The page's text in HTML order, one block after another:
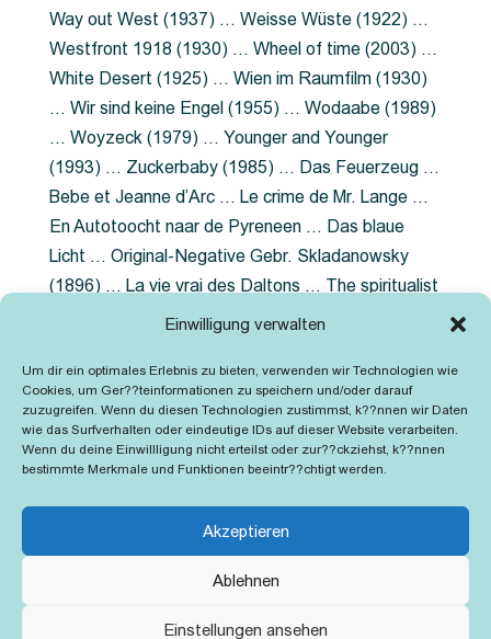
Einwilligung verwalten
Um dir ein optimales Erlebnis zu bieten, verwenden wir Technologien wie
Cookies, um Ger??teinformationen zu speichern und/oder darauf
zuzugreifen. Wenn du diesen Technologien zustimmst, k??nnen wir Daten
wie das Surfverhalten oder eindeutige IDs auf dieser Website verarbeiten.
Wenn du deine Einwillligung nicht erteilst oder zur??ckziehst, k??nnen
bestimmte Merkmale und Funktionen beeintr??chtigt werden.
Akzeptieren
Ablehnen
Einstellungen ansehen
Way out West (1937) … Weisse Wüste (1922) …
Westfront 1918 (1930) … Wheel of time (2003) …
White Desert (1925) … Wien im Raumfilm (1930)
… Wir sind keine Engel (1955) … Wodaabe (1989)
… Woyzeck (1979) … Younger and Younger
(1993) … Zuckerbaby (1985) … Das Feuerzeug …
Bebe et Jeanne d’Arc … Le crime de Mr. Lange …
En Autotoocht naar de Pyreneen … Das blaue
Licht … Original-Negative Gebr. Skladanowsky
(1896) … La vie vrai des Daltons … The spiritualist
photographer … Feuer im Fjord … The Song of the
Grubenlampe … Tolstoy … Grün ist die Heide …
Lady Hamilton … Mütter verzaget nicht …
Ruttmann Werbefilme